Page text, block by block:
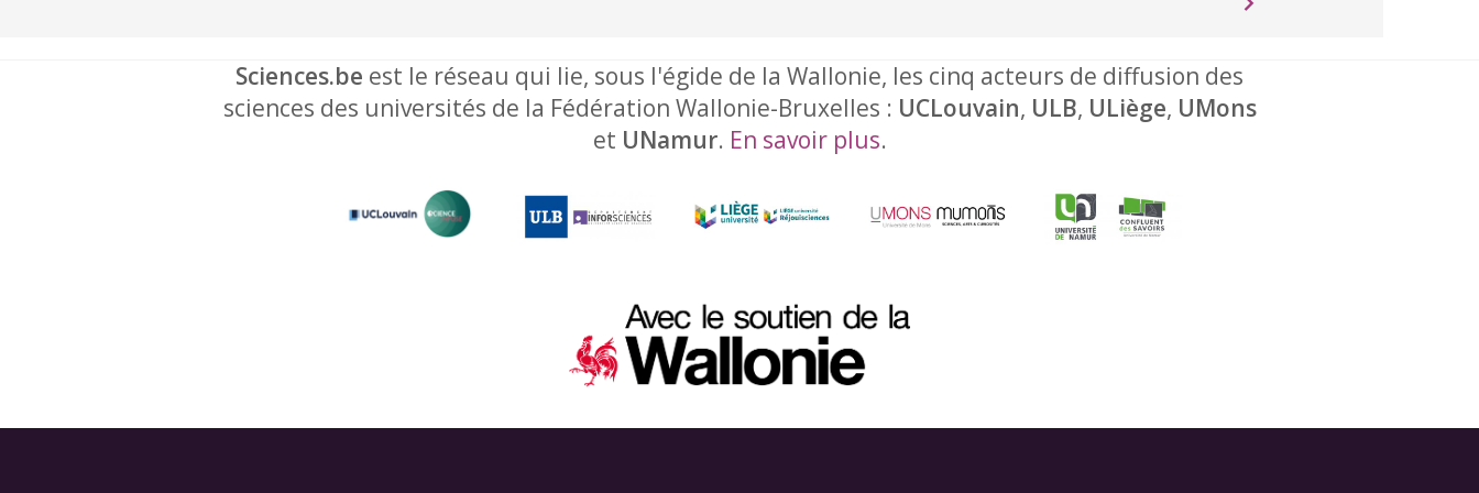
Sciences.be est le réseau qui lie, sous l'égide de la Wallonie, les cinq acteurs de diffusion des
sciences des universités de la Fédération Wallonie-Bruxelles : UCLouvain, ULB, ULiège, UMons
et UNamur. En savoir plus.